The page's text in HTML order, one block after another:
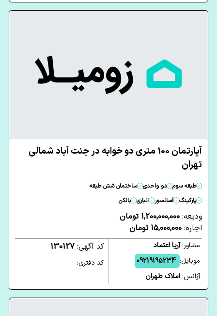
آپارتمان 100 متری دو خوابه در جنت آباد شمالی
تهران
طبقه سوم دو واحدی
ساختمان شش طبقه
پارکینگ
آسانسور انباری بالکن
ودیعه: 1,200,000,000 تومان
اجاره: 15,000,000 تومان
مشاور:آریا اعتماد
موبایل: 09219195234
آژانس:املاک طهران
کد آگهی: 130127
کد دفتری: